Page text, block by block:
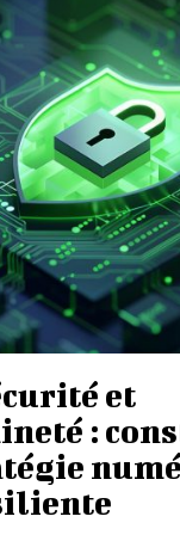
et
: